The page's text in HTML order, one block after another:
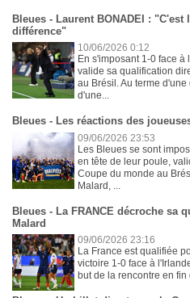
Bleues - Laurent BONADEI :
différence"
10/06/2026 0:12
En s'imposant 1-0 face
valide sa qualification
au Brésil. Au terme
d'une...
Bleues - Les réactions des
09/06/2026 23:53
Les Bleues se sont
en tête de leur poule,
Coupe du monde au
Malard, ...
Bleues - La FRANCE décroche sa
Malard
09/06/2026 23:16
La France est qualifiée
victoire 1-0 face à
but de la rencontre en